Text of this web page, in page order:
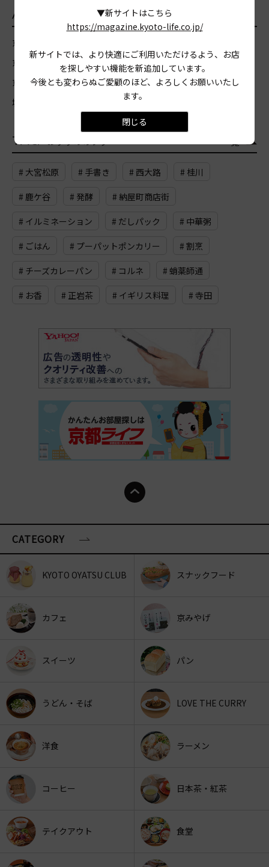
AREA
京都市北区
京都市東山区
京都市山科区 京都市下京区
京都市南区
京都市右京区
京都市西京区 京都市伏見区 宇治市
亀岡市
城陽市
八幡市
TAG 一覧
# 大宮松原 # 手書き # 西大路 # 桂川
# 鹿ケ谷 # 発酵 # 納屋町商店街
# イルミネーション # だしパック # 中華粥
# ごはん # プーパットポンカリー # 割烹
# チーズカレーパン # コルネ # 蛸薬師通
# お香 # 正岩茶 # イギリス料理 # 寺田
▼新サイトはこちら
https://magazine.kyoto-life.co.jp/
新サイトでは、より快適にご利用いただけるよう、お店
を探しやすい機能を新追加しています。
今後とも変わらぬご愛顧のほど、よろしくお願いいたし
ます。
閉じる
CATEGORY
KYOTO OYATSU CLUB スナックフード
カフェ 京みやげ
スイーツ パン
うどん・そば LOVE THE CURRY
洋食 ラーメン
コーヒー 日本茶・紅茶
テイクアウト 食堂